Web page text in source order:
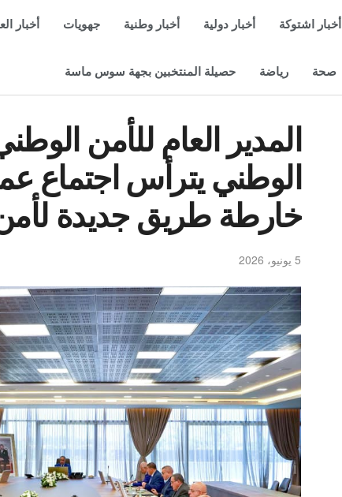
أخبار اشتوكة أخبار دولية أخبار وطنية جهويات أخبار
صحة رياضة حصيلة المنتخبين بجهة سوس ماسة
المدير العام للأمن
الوطني يترأس اجتماع
خارطة طريق جديدة لأمن
5 يونيو، 2026